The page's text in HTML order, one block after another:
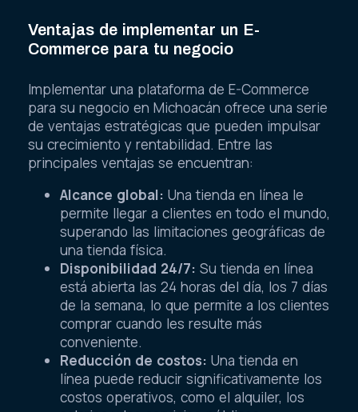
Ventajas de implementar un E-
Commerce para tu negocio
Implementar una plataforma de E-Commerce
para su negocio en Michoacán ofrece una serie
de ventajas estratégicas que pueden impulsar
su crecimiento y rentabilidad. Entre las
principales ventajas se encuentran:
Alcance global: Una tienda en línea le
permite llegar a clientes en todo el mundo,
superando las limitaciones geográficas de
una tienda física.
Disponibilidad 24/7: Su tienda en línea
está abierta las 24 horas del día, los 7 días
de la semana, lo que permite a los clientes
comprar cuando les resulte más
conveniente.
Reducción de costos: Una tienda en
línea puede reducir significativamente los
costos operativos, como el alquiler, los